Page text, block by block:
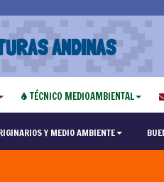
ANDINAS
TÉCNICO MEDIOAMBIENTAL
Y MEDIO AMBIENTE